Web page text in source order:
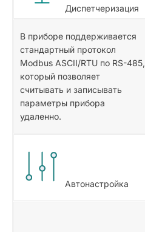
Диспетчеризация
В приборе поддерживается
стандартный протокол
Modbus ASCII/RTU по RS-485,
который позволяет
считывать и записывать
параметры прибора
удаленно.
Автонастройка